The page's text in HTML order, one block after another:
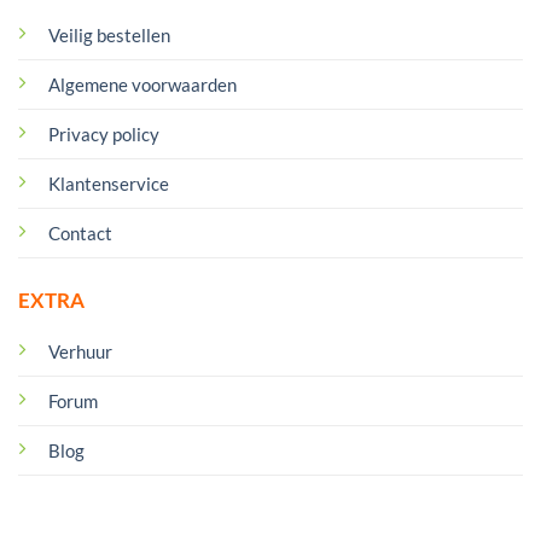
Veilig bestellen
Algemene voorwaarden
Privacy policy
Klantenservice
Contact
EXTRA
Verhuur
Forum
Blog